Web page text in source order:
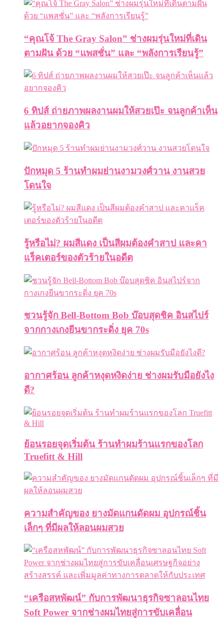
“คุณโจ้ The Gray Salon” ช่างผมรุ่นใหม่ที่เดิน
ตามฝัน ด้วย “แพสชั่น” และ “พลังการเรียนรู้”
6 ทิปส์ ถ่ายภาพผลงานผมให้สวยเป๊ะ จนลูกค้าเห็น
แล้วอยากจองคิว
ปักหมุด 5 ร้านทำผมย่านงามวงศ์วาน งานสวย
โดนใจ
รู้หรือไม่? ผมสีแดง เป็นสีผมต้องคำสาป และคา
แร็คเตอร์ของตัวร้ายในอดีต
ชวนรู้จัก Bell-Bottom Bob บ๊อบสุดชิค อินสไปร์
จากกางเกงยีนขากระดิ่ง ยุค 70s
อากาศร้อน ลูกค้าหงุดหงิดง่าย ช่างผมรับมือยังไง
ดี?
ย้อนรอยจุดเริ่มต้น ร้านทำผมร้านแรกของโลก
Truefitt & Hill
ความสำคัญของ ยางมัดแกนดัดผม อุปกรณ์ชิ้น
เล็กๆ ที่มีผลให้ลอนผมสวย
“เครือสหพัฒน์” กับการพัฒนาธุรกิจซาลอนไทย
Soft Power จากช่างผมไทยสู่การขับเคลื่อน